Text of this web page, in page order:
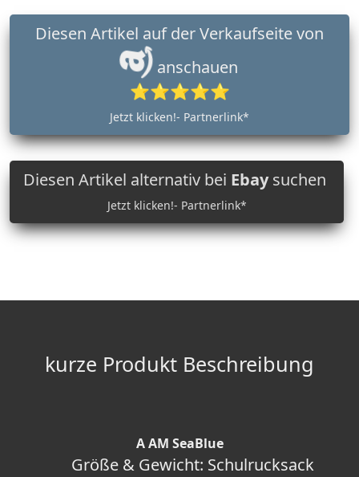
anschauen
⭐⭐⭐⭐⭐
Jetzt klicken!- Partnerlink*
Diesen Artikel alternativ bei Ebaysuchen
Jetzt klicken!- Partnerlink*
kurze Produkt Beschreibung
A AM SeaBlue
Größe & Gewicht: Schulrucksack